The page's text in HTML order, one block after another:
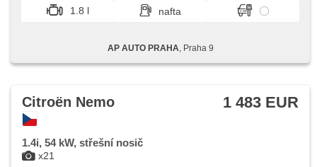
1.8 l
nafta
AP AUTO PRAHA , Praha 9
x21
Citroën Nemo 1 483 EUR
1.4i, 54 kW, střešní nosič